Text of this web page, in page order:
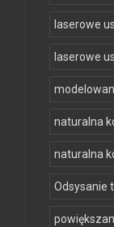
laserowe
laserowe
naturalna
naturalna
Odsysanie